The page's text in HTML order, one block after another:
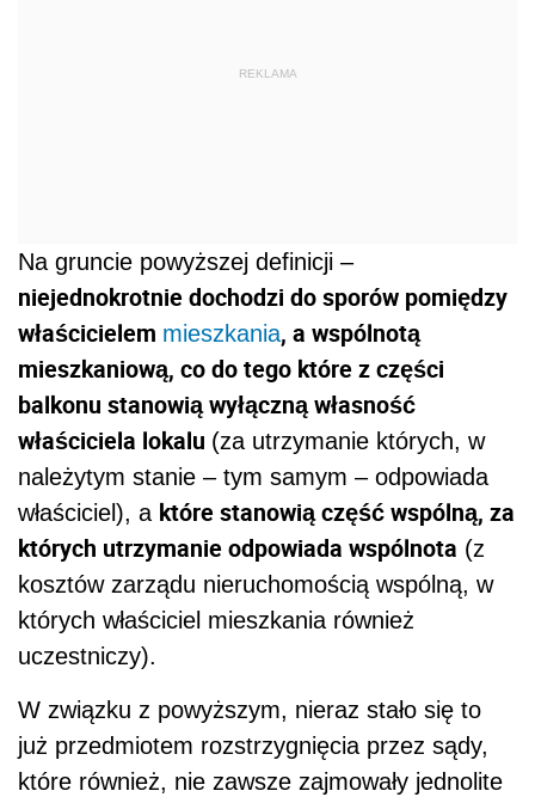
REKLAMA
Na gruncie powyższej definicji –
niejednokrotnie dochodzi do sporów pomiędzy
właścicielem mieszkania, a wspólnotą
mieszkaniową, co do tego które z części
balkonu stanowią wyłączną własność
właściciela lokalu (za utrzymanie których, w
należytym stanie – tym samym – odpowiada
właściciel), a które stanowią część wspólną, za
których utrzymanie odpowiada wspólnota (z
kosztów zarządu nieruchomością wspólną, w
których właściciel mieszkania również
uczestniczy).
W związku z powyższym, nieraz stało się to
już przedmiotem rozstrzygnięcia przez sądy,
które również, nie zawsze zajmowały jednolite